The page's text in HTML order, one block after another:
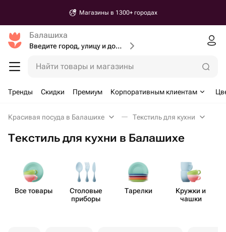
Магазины в 1300+ городах
Балашиха
Введите город, улицу и дом доставки
Найти товары и магазины
Тренды Скидки Премиум Корпоративным клиентам
Красивая посуда в Балашихе Текстиль для кухни
Текстиль для кухни в Балашихе
Все товары
Столовые
приборы
Тарелки
Кружки и
чашки